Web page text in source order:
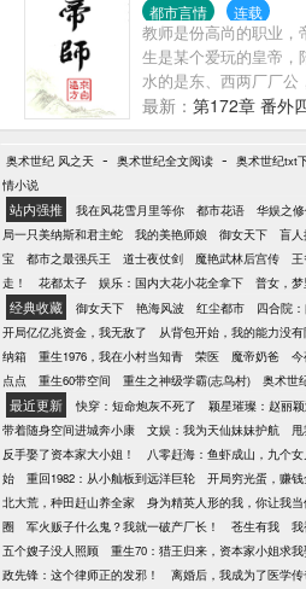
都市言情 连载
教师是份高尚的职业
生是某个爱玩的皇帝，
水的是东、西两厂厂公
轮班旁听，一众御史言
子“以礼服人”，压力当
台上，杨瓒无语望天
最新： 第172章 番外
奥术世纪 风之天 - 奥术世纪全文阅读 - 奥术世纪txt
情小说
站内强推 我在风花雪月里等你 都市花语 华娱之
局一只美纳斯和君主蛇
我的美艳师娘 御女天下 盲
宝
都市之最强兵王 道士夜仗剑 魔艳武林后宫传
走！
花都太子 娱乐：国内大花小花全拿下 普女，梦
经典收藏 御女天下 艳海风波 红尘都市 四合院
开局亿亿兆资金，我无敌了
从背包开始，我的能力没有
纳箱
重生1976，我在小村当知青 荣医 魔帝奶爸
点点
重生60带空间 重生之神级学霸(志鸟村) 奥术世
最近更新 快穿：短命炮灰不死了 颖星璀璨：赵丽
带着随身空间进城奔小康
文娱：我为天仙妹妹护航
反手娶了资本家大小姐！
八零赶海：鱼虾成山，九个
始
重回1982：从小舢板到远洋巨轮 开局穷光蛋，赚钱
北大荒，种田赶山养全家
身为精英人形的我，你让我
圈
军火贩子什么鬼？我就一破产厂长！ 苍生有我 我
五个嫂子没人照顾
重生70：猎王归来，资本家小姐求
政先锋：这个律师正的发邪！
离婚后，我成为了医学传